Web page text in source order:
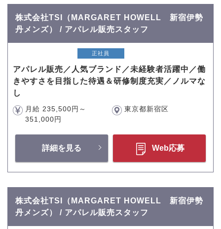
株式会社TSI（MARGARET HOWELL 新宿伊勢
丹メンズ） / アパレル販売スタッフ
正社員
アパレル販売／人気ブランド／未経験者活躍中／働
きやすさを目指した待遇＆研修制度充実／ノルマな
し
月給 235,500円～
351,000円
東京都新宿区
詳細を見る Web応募
株式会社TSI（MARGARET HOWELL 新宿伊勢
丹メンズ） / アパレル販売スタッフ